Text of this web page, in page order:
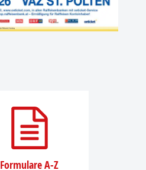
Formulare A-Z